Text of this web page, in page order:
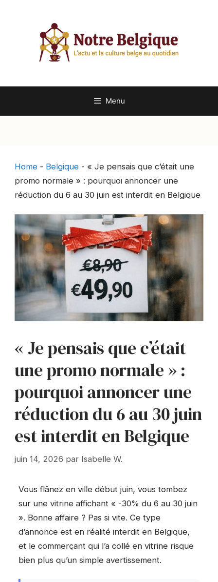
Menu
Home - Belgique - « Je pensais que c’était une
promo normale » : pourquoi annoncer une
réduction du 6 au 30 juin est interdit en Belgique
« Je pensais que c’était
une promo normale » :
pourquoi annoncer une
réduction du 6 au 30 juin
est interdit en Belgique
juin 14, 2026 par Isabelle W.
Vous flânez en ville début juin, vous tombez
sur une vitrine affichant « -30% du 6 au 30 juin
». Bonne affaire ? Pas si vite. Ce type
d’annonce est en réalité interdit en Belgique,
et le commerçant qui l’a collé en vitrine risque
bien plus qu’un simple avertissement.